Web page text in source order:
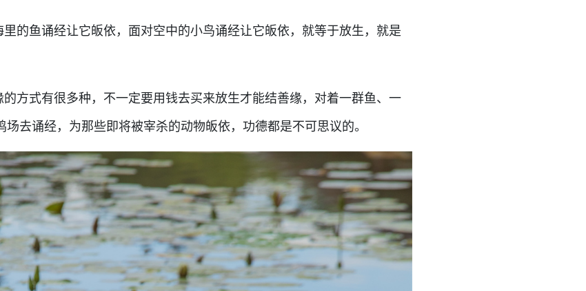
的鱼诵经让它皈依，面对空中的小鸟诵经让它皈依，就等于放生，就是
方式有很多种，不一定要用钱去买来放生才能结善缘，对着一群鱼、一
去诵经，为那些即将被宰杀的动物皈依，功德都是不可思议的。